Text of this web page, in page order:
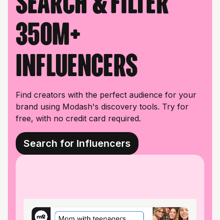
350M+
influencers
Find creators with the perfect audience for your
brand using Modash's discovery tools. Try for
free, with no credit card required.
Search for Influencers